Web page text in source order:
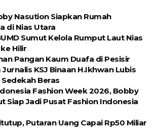
Nasution Siapkan Rumah
di Nias Utara
Sumut Kelola Rumput Laut Nias
Hilir
Pangan Kaum Duafa di Pesisir
KSJ Binaan H.Ikhwan Lubis
Beras
Fashion Week 2026, Bobby
Siap Jadi Pusat Fashion Indonesia
Putaran Uang Capai Rp50 Miliar